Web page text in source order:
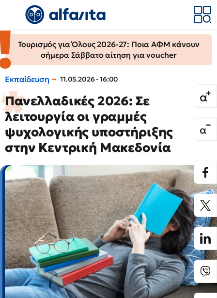
Τουρισμός για Όλους 2026-27: Ποια ΑΦΜ κάνουν
σήμερα Σάββατο αίτηση για voucher
Εκπαίδευση 11.05.2026 - 16:00
Πανελλαδικές 2026: Σε
λειτουργία οι γραμμές
ψυχολογικής υποστήριξης
στην Κεντρική Μακεδονία